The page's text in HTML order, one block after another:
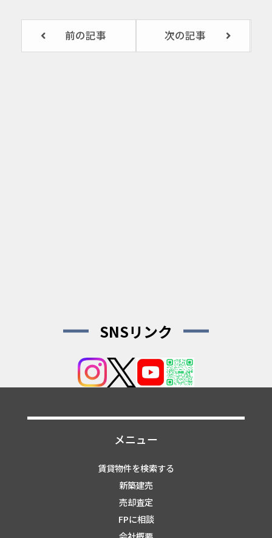
前の記事 次の記事
SNSリンク
メニュー
賃貸物件を検索する
新築建売
売却査定
FPに相談